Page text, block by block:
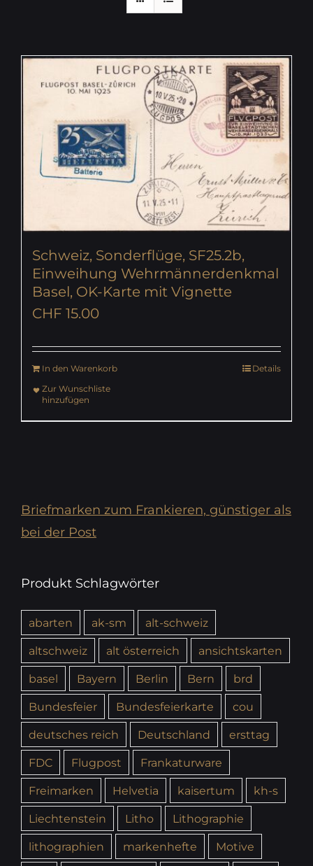
Schweiz, Sonderflüge, SF25.2b,
Einweihung Wehrmännerdenkmal
Basel, OK-Karte mit Vignette
CHF 15.00
In den Warenkorb
Details
Zur Wunschliste
hinzufügen
Briefmarken zum Frankieren, günstiger als
bei der Post
Produkt Schlagwörter
abarten ak-sm
alt-schweiz
altschweiz
alt österreich
ansichtskarten
basel
Bayern Berlin Bern
brd
Bundesfeier
Bundesfeierkarte
cou
deutsches reich
Deutschland
ersttag
FDC
Flugpost
Frankaturware
Freimarken
Helvetia kaisertum
kh-s
Liechtenstein
Litho
Lithographie
lithographien
markenhefte
Motive